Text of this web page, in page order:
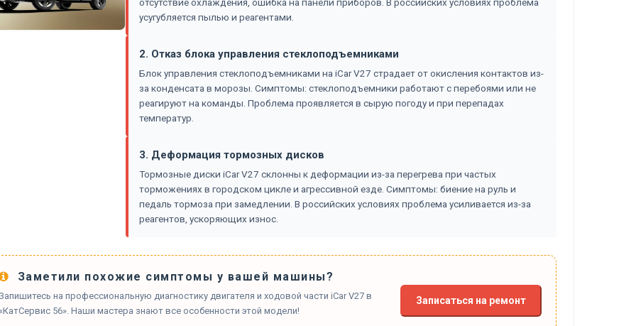
усугубляется пылью и реагентами.
2. Отказ блока управления стеклоподъемниками
Блок управления стеклоподъемниками на iCar V27 страдает от окисления контактов из-
за конденсата в морозы. Симптомы: стеклоподъемники работают с перебоями или не
реагируют на команды. Проблема проявляется в сырую погоду и при перепадах
температур.
3. Деформация тормозных дисков
Тормозные диски iCar V27 склонны к деформации из-за перегрева при частых
торможениях в городском цикле и агрессивной езде. Симптомы: биение на руль и
педаль тормоза при замедлении. В российских условиях проблема усиливается из-за
реагентов, ускоряющих износ.
Заметили похожие симптомы у вашей машины?
на профессиональную диагностику двигателя и ходовой части iCar V27 в
56». Наши мастера знают все особенности этой модели!
Записаться на ремонт